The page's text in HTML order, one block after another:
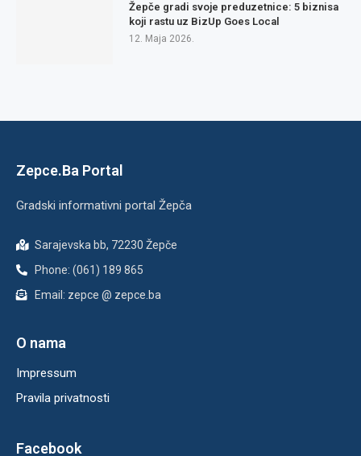
Žepče gradi svoje preduzetnice: 5 biznisa
koji rastu uz BizUp Goes Local
12. Maja 2026.
Zepce.Ba Portal
Gradski informativni portal Žepča
Sarajevska bb, 72230 Žepče
Phone: (061) 189 865
Email: zepce @ zepce.ba
O nama
Impressum
Pravila privatnosti
Facebook